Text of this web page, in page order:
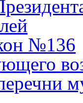
№136